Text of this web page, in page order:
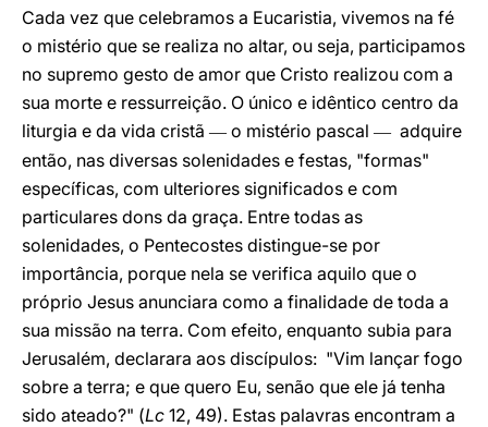
Cada vez que celebramos a Eucaristia, vivemos na fé
o mistério que se realiza no altar, ou seja, participamos
no supremo gesto de amor que Cristo realizou com a
sua morte e ressurreição. O único e idêntico centro da
liturgia e da vida cristã — o mistério pascal — adquire
então, nas diversas solenidades e festas, "formas"
específicas, com ulteriores significados e com
particulares dons da graça. Entre todas as
solenidades, o Pentecostes distingue-se por
importância, porque nela se verifica aquilo que o
próprio Jesus anunciara como a finalidade de toda a
sua missão na terra. Com efeito, enquanto subia para
Jerusalém, declarara aos discípulos: "Vim lançar fogo
sobre a terra; e que quero Eu, senão que ele já tenha
sido ateado?" (Lc 12, 49). Estas palavras encontram a